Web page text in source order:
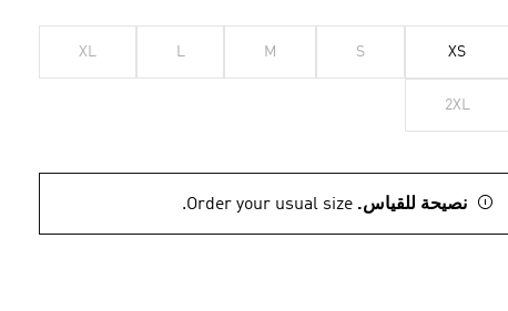
XS
S
M
L
XL
2XL
نصيحة للقياس.Order your usual size.